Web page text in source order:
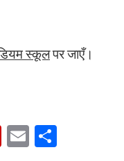
स्कूलपर जाएँ।
Flipboard
Email